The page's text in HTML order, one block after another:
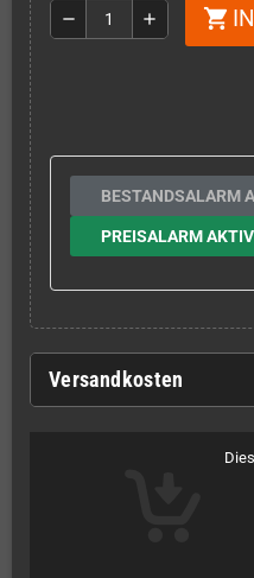
remove add shopping_cart
BESTANDSALARM
PREISALARM
Versandkosten